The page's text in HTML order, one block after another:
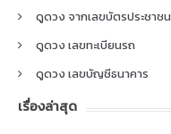
ดูดวง จากเลขบัตรประชาชน
ดูดวง เลขทะเบียนรถ
ดูดวง เลขบัญชีธนาคาร
เรื่องล่าสุด